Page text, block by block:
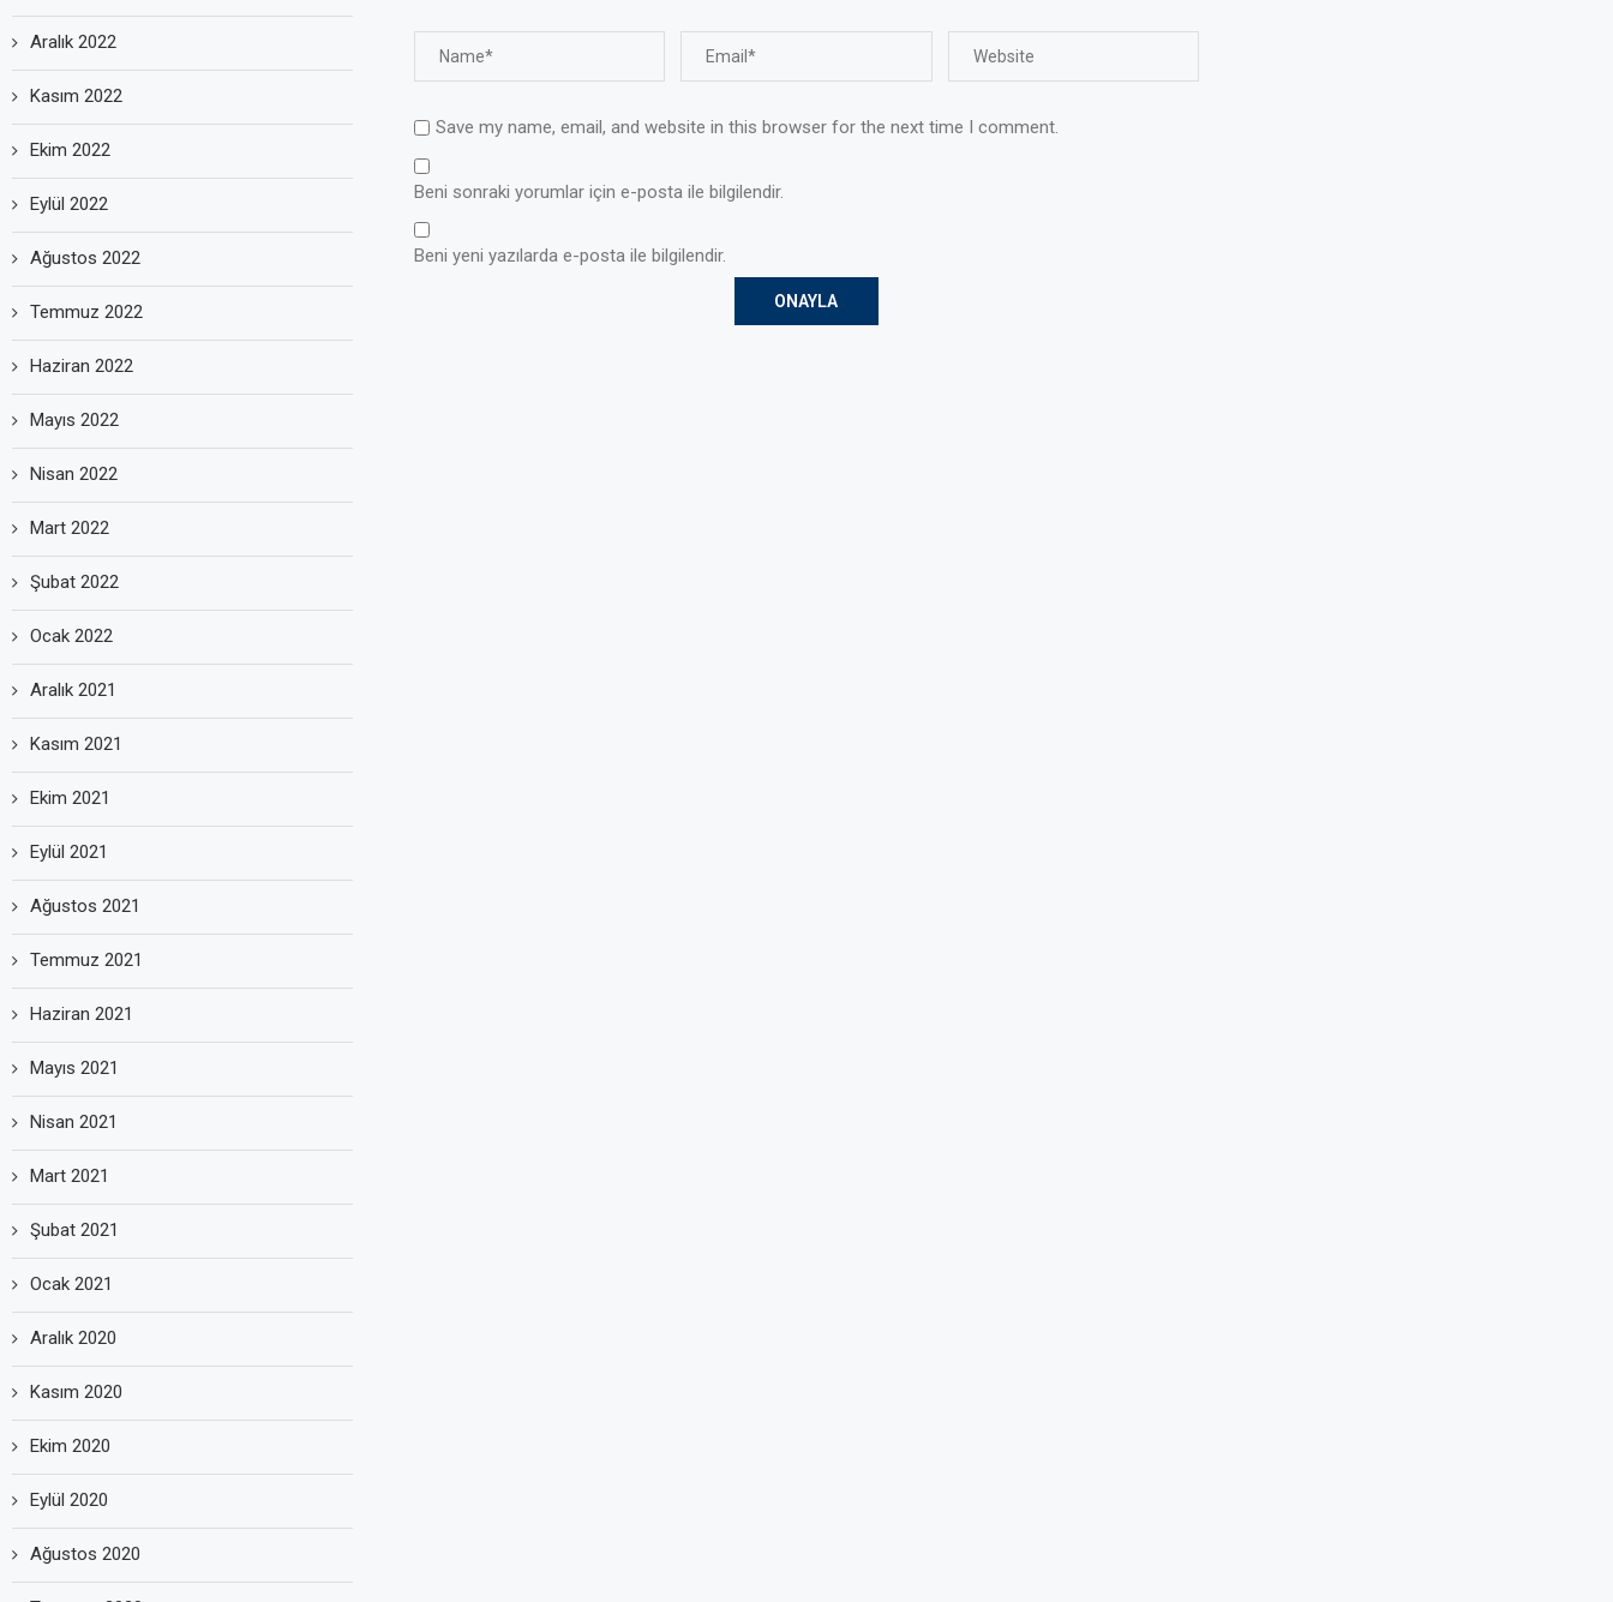
Save my name, email, and website in this browser for the next time I comment.
Beni sonraki yorumlar için e-posta ile bilgilendir.
Beni yeni yazılarda e-posta ile bilgilendir.
Aralık 2022
Kasım 2022
Ekim 2022
Eylül 2022
Ağustos 2022
Temmuz 2022
Haziran 2022
Mayıs 2022
Nisan 2022
Mart 2022
Şubat 2022
Ocak 2022
Aralık 2021
Kasım 2021
Ekim 2021
Eylül 2021
Ağustos 2021
Temmuz 2021
Haziran 2021
Mayıs 2021
Nisan 2021
Mart 2021
Şubat 2021
Ocak 2021
Aralık 2020
Kasım 2020
Ekim 2020
Eylül 2020
Ağustos 2020